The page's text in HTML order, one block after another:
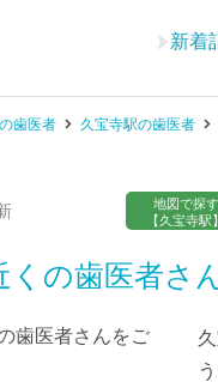
新着
歯医者 久宝寺駅の歯医者
地図で探す
【久宝寺駅】
くの歯医者さ